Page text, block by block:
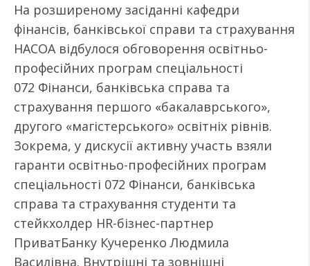
На розширеному засіданні кафедри
фінансів, банківської справи та страхування
НАСОА відбулося обговорення освітньо-
професійних програм спеціальності
072 Фінанси, банківська справа та
страхування першого «бакалаврського»,
другого «магістерського» освітніх рівнів.
Зокрема, у дискусії активну участь взяли
гаранти освітньо-професійних програм
спеціальності 072 Фінанси, банківська
справа та страхування студенти та
стейкхолдер HR-бізнес-партнер
ПриватБанку Кучеренко Людмила
Василівна. Внутрішні та зовнішні